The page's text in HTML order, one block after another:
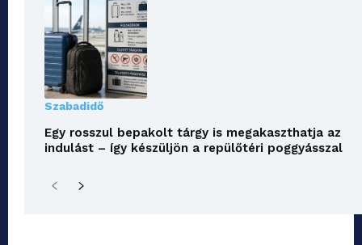
Szabadidő
Egy rosszul bepakolt tárgy is megakaszthatja az
indulást – így készüljön a repülőtéri poggyásszal